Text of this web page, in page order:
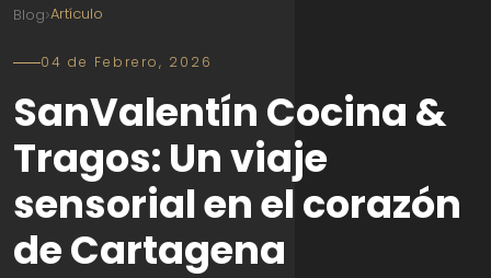
Blog›Artículo
04 de Febrero, 2026
SanValentín Cocina &
Tragos: Un viaje
sensorial en el corazón
de Cartagena